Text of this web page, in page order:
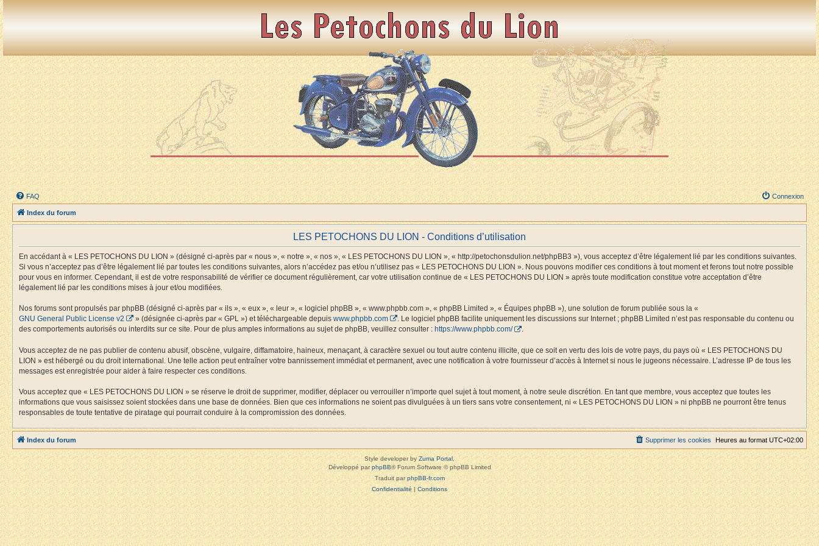
FAQ Connexion
Index du forum
LES PETOCHONS DU LION - Conditions d’utilisation
En accédant à « LES PETOCHONS DU LION » (désigné ci-après par « nous », « notre », « nos », « LES PETOCHONS DU LION », « http://petochonsdulion.net/phpBB3 »), vous acceptez d’être légalement lié par les conditions suivantes.
Si vous n’acceptez pas d’être légalement lié par toutes les conditions suivantes, alors n’accédez pas et/ou n’utilisez pas « LES PETOCHONS DU LION ». Nous pouvons modifier ces conditions à tout moment et ferons tout notre possible
pour vous en informer. Cependant, il est de votre responsabilité de vérifier ce document régulièrement, car votre utilisation continue de « LES PETOCHONS DU LION » après toute modification constitue votre acceptation d’être
légalement lié par les conditions mises à jour et/ou modifiées.
Nos forums sont propulsés par phpBB (désigné ci-après par « ils », « eux », « leur », « logiciel phpBB », « www.phpbb.com », « phpBB Limited », « Équipes phpBB »), une solution de forum publiée sous la «
GNU General Public License v2
» (désignée ci-après par « GPL ») et téléchargeable depuis www.phpbb.com
. Le logiciel phpBB facilite uniquement les discussions sur Internet ; phpBB Limited n’est pas responsable du contenu ou
des comportements autorisés ou interdits sur ce site. Pour de plus amples informations au sujet de phpBB, veuillez consulter : https://www.phpbb.com/ .
Vous acceptez de ne pas publier de contenu abusif, obscène, vulgaire, diffamatoire, haineux, menaçant, à caractère sexuel ou tout autre contenu illicite, que ce soit en vertu des lois de votre pays, du pays où « LES PETOCHONS DU
LION » est hébergé ou du droit international. Une telle action peut entraîner votre bannissement immédiat et permanent, avec une notification à votre fournisseur d’accès à Internet si nous le jugeons nécessaire. L’adresse IP de tous les
messages est enregistrée pour aider à faire respecter ces conditions.
Vous acceptez que « LES PETOCHONS DU LION » se réserve le droit de supprimer, modifier, déplacer ou verrouiller n’importe quel sujet à tout moment, à notre seule discrétion. En tant que membre, vous acceptez que toutes les
informations que vous saisissez soient stockées dans une base de données. Bien que ces informations ne soient pas divulguées à un tiers sans votre consentement, ni « LES PETOCHONS DU LION » ni phpBB ne pourront être tenus
responsables de toute tentative de piratage qui pourrait conduire à la compromission des données.
Index du forum Heures au format UTC+02:00
Supprimer les cookies
Style developer byZuma Portal,
Développé parphpBB® Forum Software © phpBB Limited
Traduit parphpBB-fr.com
Confidentialité|Conditions